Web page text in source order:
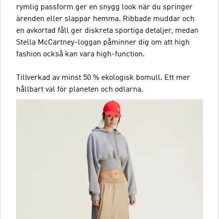
rymlig passform ger en snygg look när du springer
ärenden eller slappar hemma. Ribbade muddar och
en avkortad fåll ger diskreta sportiga detaljer, medan
Stella McCartney-loggan påminner dig om att high
fashion också kan vara high-function.
Tillverkad av minst 50 % ekologisk bomull. Ett mer
hållbart val för planeten och odlarna.